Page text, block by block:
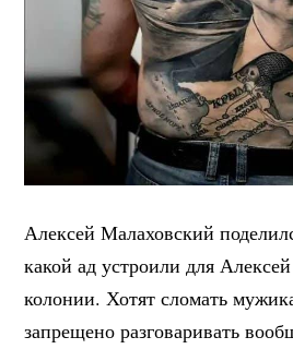
Алексей Малаховский
какой ад устроили для
колонии. Хотят сломать
запрещено разговаривать